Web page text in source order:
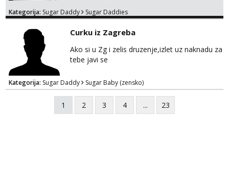
Kategorija: Sugar Daddy Sugar Daddies
Curku iz Zagreba
Ako si u Zg i zelis druzenje,izlet uz naknadu za
tebe javi se
Kategorija: Sugar Daddy Sugar Baby (zensko)
1 2 3 4 ... 23